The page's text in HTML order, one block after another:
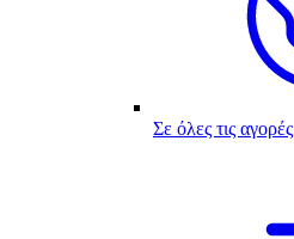
Σε όλες τις αγορές